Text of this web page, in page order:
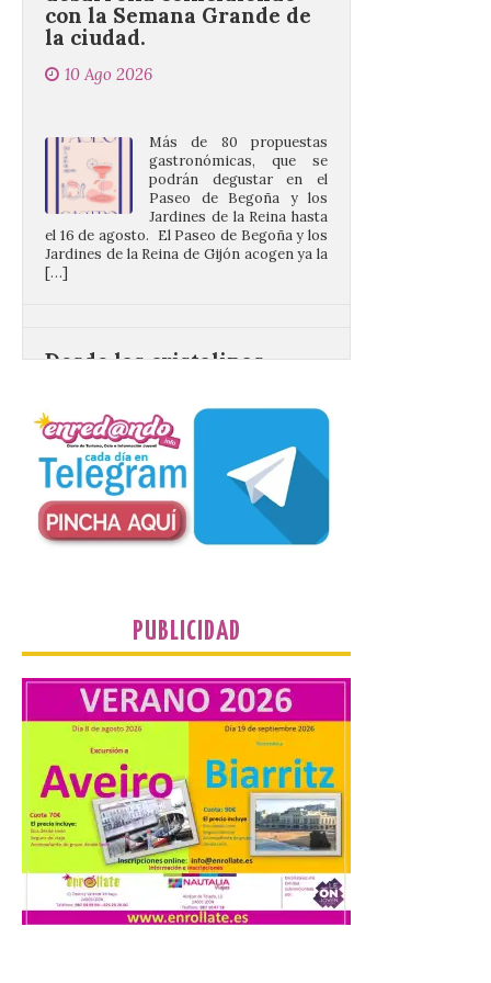
10 Ago 2026
Más de 80 propuestas
Paseo de Begoña y los
Jardines de la Reina hasta
el 16 de agosto. El Paseo de Begoña y los
Jardines de la Reina de Gijón acogen ya la
[…]
primera fotografía de
10 Ago 2026
Nueva edición de León
de…viaje. Una iniciativa
organizado por la sección
juvenil de la Asociación
jóvenes “Enredando.info”. Desde las
cristalinas aguas de Formentera, Mary
[…]
UPL cuestiona a la Junta
por no imponer sanciones
a Aucalsa, como hará el
Principado de Asturias,
por cobrar en la AP-66 la
tarifa íntegra pese a estar
en obras
10 Ago 2026
PUBLICIDAD